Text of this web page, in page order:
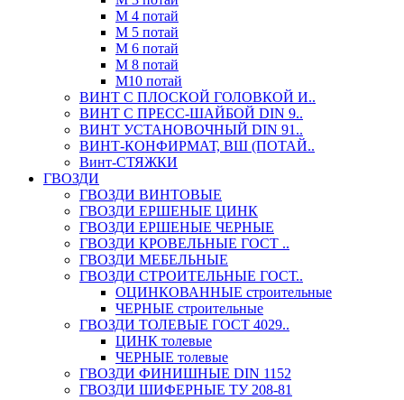
М 4 потай
М 5 потай
М 6 потай
М 8 потай
М10 потай
ВИНТ С ПЛОСКОЙ ГОЛОВКОЙ И..
ВИНТ С ПРЕСС-ШАЙБОЙ DIN 9..
ВИНТ УСТАНОВОЧНЫЙ DIN 91..
ВИНТ-КОНФИРМАТ, ВШ (ПОТАЙ..
Винт-СТЯЖКИ
ГВОЗДИ
ГВОЗДИ ВИНТОВЫЕ
ГВОЗДИ ЕРШЕНЫЕ ЦИНК
ГВОЗДИ ЕРШЕНЫЕ ЧЕРНЫЕ
ГВОЗДИ КРОВЕЛЬНЫЕ ГОСТ ..
ГВОЗДИ МЕБЕЛЬНЫЕ
ГВОЗДИ СТРОИТЕЛЬНЫЕ ГОСТ..
ОЦИНКОВАННЫЕ строительные
ЧЕРНЫЕ строительные
ГВОЗДИ ТОЛЕВЫЕ ГОСТ 4029..
ЦИНК толевые
ЧЕРНЫЕ толевые
ГВОЗДИ ФИНИШНЫЕ DIN 1152
ГВОЗДИ ШИФЕРНЫЕ ТУ 208-81